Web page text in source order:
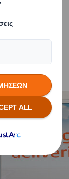
καθώς
της Παχειάς
λύσεις
ηπειρωτική